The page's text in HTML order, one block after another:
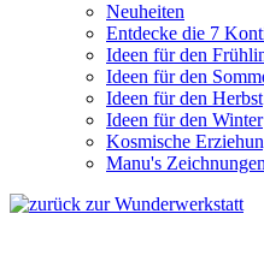
Neuheiten
Entdecke die 7
Ideen für den
Ideen für den
Ideen für den Herbst
Ideen für den Winter
Kosmische
Manu's Zeichnungen